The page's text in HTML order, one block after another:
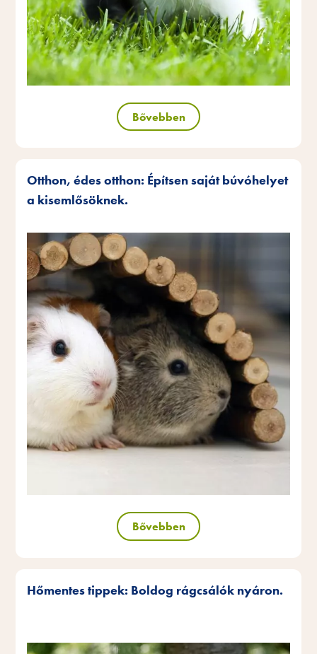
Bővebben
Otthon, édes otthon: Építsen saját búvóhelyet
a kisemlősöknek.
Bővebben
Hőmentes tippek: Boldog rágcsálók nyáron.